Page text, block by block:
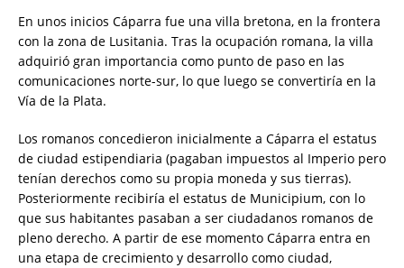
En unos inicios Cáparra fue una villa bretona, en la frontera
con la zona de Lusitania. Tras la ocupación romana, la villa
adquirió gran importancia como punto de paso en las
comunicaciones norte-sur, lo que luego se convertiría en la
Vía de la Plata.
Los romanos concedieron inicialmente a Cáparra el estatus
de ciudad estipendiaria (pagaban impuestos al Imperio pero
tenían derechos como su propia moneda y sus tierras).
Posteriormente recibiría el estatus de Municipium, con lo
que sus habitantes pasaban a ser ciudadanos romanos de
pleno derecho. A partir de ese momento Cáparra entra en
una etapa de crecimiento y desarrollo como ciudad,